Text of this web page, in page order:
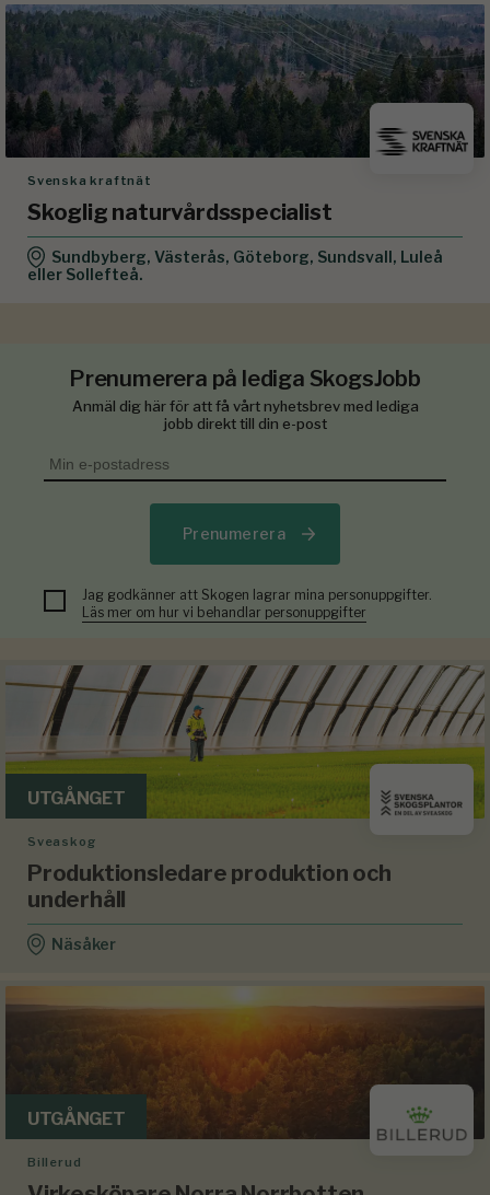
Svenska kraftnät
Skoglig naturvårdsspecialist
Sundbyberg, Västerås, Göteborg, Sundsvall, Luleå
eller Sollefteå.
Prenumerera på lediga SkogsJobb
Anmäl dig här för att få vårt nyhetsbrev med lediga
jobb direkt till din e-post
Prenumerera
Jag godkänner att Skogen lagrar mina personuppgifter.
Läs mer om hur vi behandlar personuppgifter
UTGÅNGET
Sveaskog
Produktionsledare produktion och
underhåll
Näsåker
UTGÅNGET
Billerud